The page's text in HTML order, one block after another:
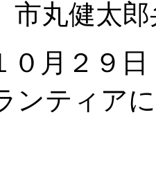
丸健太郎
０月２９
ンティア